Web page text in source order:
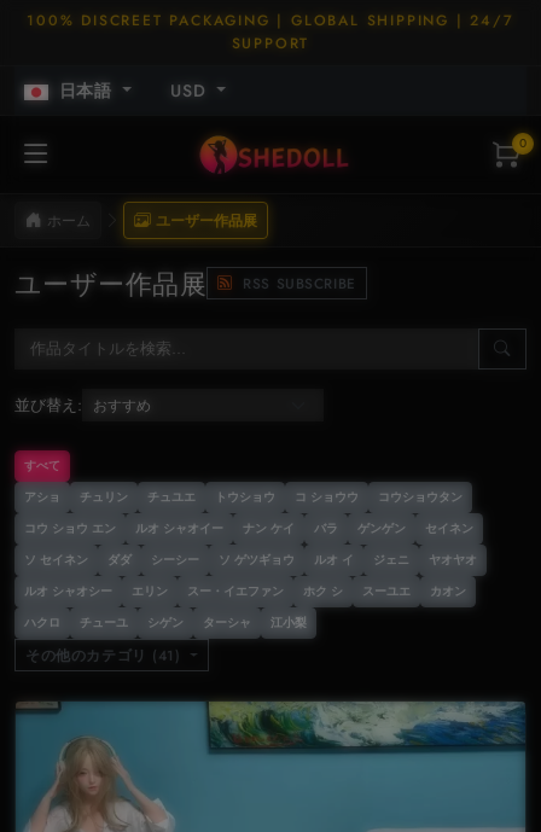
100% DISCREET PACKAGING | GLOBAL SHIPPING | 24/7
SUPPORT
日本語 USD
0
ホーム ユーザー作品展
ユーザー作品展 RSS SUBSCRIBE
並び替え:
すべて
アショ
チュリン チュユエ トウショウ コ ショウウ
コウショウタン
コウ ショウ エン
ルオ シャオイー ナン ケイ バラ ゲンゲン
セイネン
ソ セイネン
ダダ シーシー ソ ゲツギョウ ルオ イ ジェニ
ヤオヤオ
ルオ シャオシー
エリン スー・イエファン ホク シ スーユエ
カオン
ハクロ
チューユ シゲン ターシャ 江小梨
その他のカテゴリ (41)